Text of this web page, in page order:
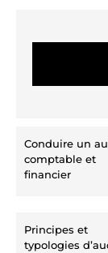
Conduire un
comptable et
financier
Principes et
typologies